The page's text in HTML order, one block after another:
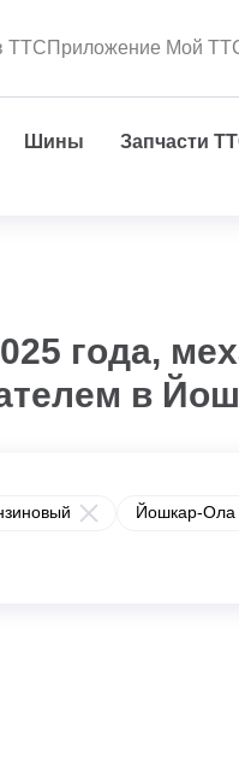
ТТСПриложение Мой
Шины Запчасти
года,
в
Йошкар-Ола